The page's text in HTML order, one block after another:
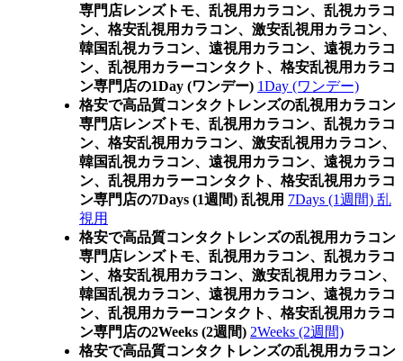
専門店レンズトモ、乱視用カラコン、乱視カラコ
ン、格安乱視用カラコン、激安乱視用カラコン、
韓国乱視カラコン、遠視用カラコン、遠視カラコ
ン、乱視用カラーコンタクト、格安乱視用カラコ
ン専門店の1Day (ワンデー) 1Day (ワンデー)
格安で高品質コンタクトレンズの乱視用カラコン
専門店レンズトモ、乱視用カラコン、乱視カラコ
ン、格安乱視用カラコン、激安乱視用カラコン、
韓国乱視カラコン、遠視用カラコン、遠視カラコ
ン、乱視用カラーコンタクト、格安乱視用カラコ
ン専門店の7Days (1週間) 乱視用 7Days (1週間) 乱
視用
格安で高品質コンタクトレンズの乱視用カラコン
専門店レンズトモ、乱視用カラコン、乱視カラコ
ン、格安乱視用カラコン、激安乱視用カラコン、
韓国乱視カラコン、遠視用カラコン、遠視カラコ
ン、乱視用カラーコンタクト、格安乱視用カラコ
ン専門店の2Weeks (2週間) 2Weeks (2週間)
格安で高品質コンタクトレンズの乱視用カラコン